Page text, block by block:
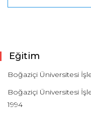
Eğitim
Boğaziçi Üniversitesi
Boğaziçi Üniversitesi
1994